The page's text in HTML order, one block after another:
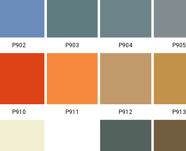
P902 P903 P904 P905
P910 P911 P912 P913